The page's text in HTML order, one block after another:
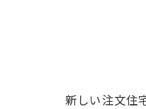
新しい注文住